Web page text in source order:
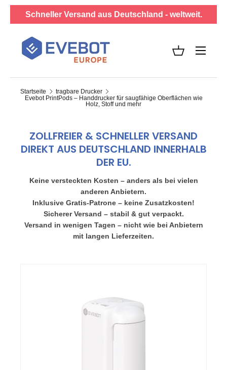
DIREKT ZUM INHALT
Schneller Versand aus Deutschland - weltweit.
Einkaufskorb
Menü
Startseite
tragbare Drucker
Evebot PrintPods – Handdrucker für saugfähige Oberflächen wie
Holz, Stoff und mehr
ZOLLFREIER & SCHNELLER VERSAND
DIREKT AUS DEUTSCHLAND INNERHALB
DER EU.
Keine versteckten Kosten – anders als bei vielen
anderen Anbietern.
Inklusive Gratis-Patrone – keine Zusatzkosten!
Sicherer Versand – stabil & gut verpackt.
Versand in wenigen Tagen – nicht wie bei Anbietern
mit langen Lieferzeiten.